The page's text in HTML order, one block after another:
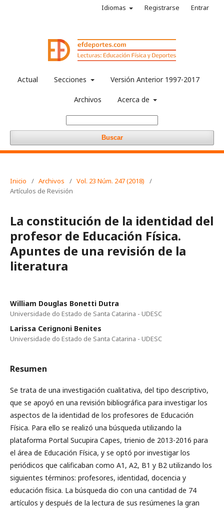
Actual Secciones Versión Anterior 1997-2017
Archivos Acerca de
Buscar
Idiomas Registrarse Entrar
Inicio / Archivos / Vol. 23 Núm. 247 (2018)
/
Artículos de Revisión
La constitución de la identidad del
profesor de Educación Física.
Apuntes de una revisión de la
literatura
William Douglas Bonetti Dutra
Universidade do Estado de Santa Catarina - UDESC
Larissa Cerignoni Benites
Universidade do Estado de Santa Catarina - UDESC
Resumen
Se trata de una investigación cualitativa, del tipo descriptivo,
que se apoyó en una revisión bibliográfica para investigar los
aspectos de la identidad de los profesores de Educación
Física. Para ello se realizó una búsqueda utilizando la
plataforma Portal Sucupira Capes, trienio de 2013-2016 para
el área de Educación Física, y se optó por investigar los
periódicos que calificaban como A1, A2, B1 y B2 utilizando los
siguientes términos: profesores, identidad, docencia y
educación física. La búsqueda dio con una cantidad de 74
artículos y después de la lectura de sus resúmenes la gran